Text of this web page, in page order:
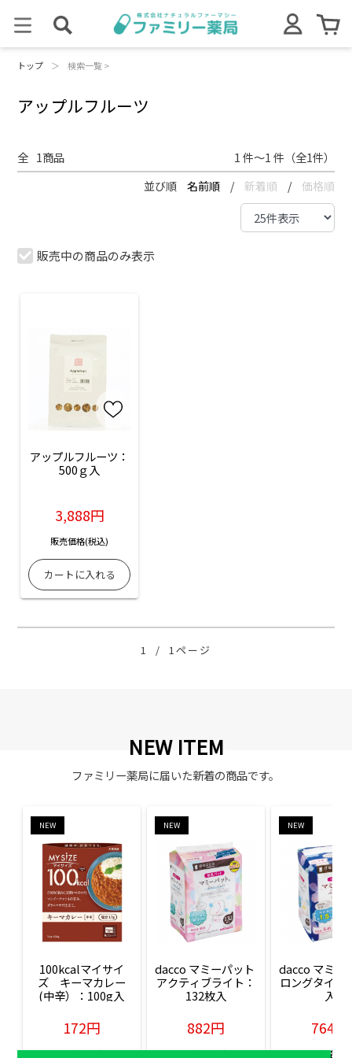
トップ ＞ 検索一覧 >
アップルフルーツ
全 1商品 1 件～1 件（全1件）
並び順 名前順 / 新着順 / 価格順
販売中の商品のみ表示
アップルフルーツ：
500ｇ入
3,888円
販売価格(税込)
1 / 1ページ
NEW ITEM
ファミリー薬局に届いた新着の商品です。
NEW
100kcalマイサイ
ズ　キーマカレー
(中辛）：100g入
172円
販売価格(税込)
NEW
dacco マミーパット
アクティブライト：
132枚入
882円
販売価格(税込)
NEW
dacco マミー
ロングタイム
入
764円
販売価格(税